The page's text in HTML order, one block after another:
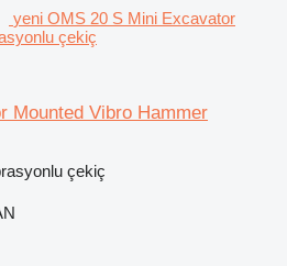
yeni OMS 20 S Mini Excavator
çekiç
Mounted Vibro Hammer
çekiç